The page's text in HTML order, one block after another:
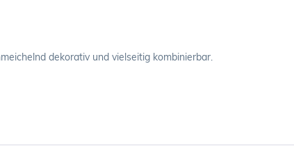
dekorativ und vielseitig kombinierbar.